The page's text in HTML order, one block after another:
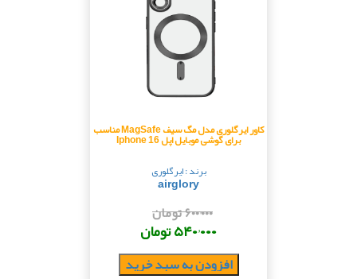
کاور ایرگلوری مدل مگ سیف MagSafe مناسب
برای گوشی موبایل اپل Iphone 16
برند : ایرگلوری
airglory
۶۰۰٬۰۰۰ تومان
۵۴۰٬۰۰۰ تومان
افزودن به سبد خرید